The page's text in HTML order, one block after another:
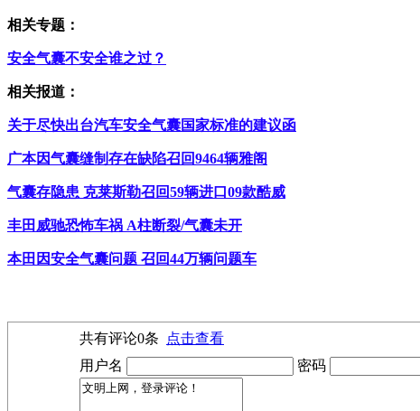
相关专题：
安全气囊不安全谁之过？
相关报道：
关于尽快出台汽车安全气囊国家标准的建议函
广本因气囊缝制存在缺陷召回9464辆雅阁
气囊存隐患 克莱斯勒召回59辆进口09款酷威
丰田威驰恐怖车祸 A柱断裂/气囊未开
本田因安全气囊问题 召回44万辆问题车
共有评论0条
点击查看
用户名
密码